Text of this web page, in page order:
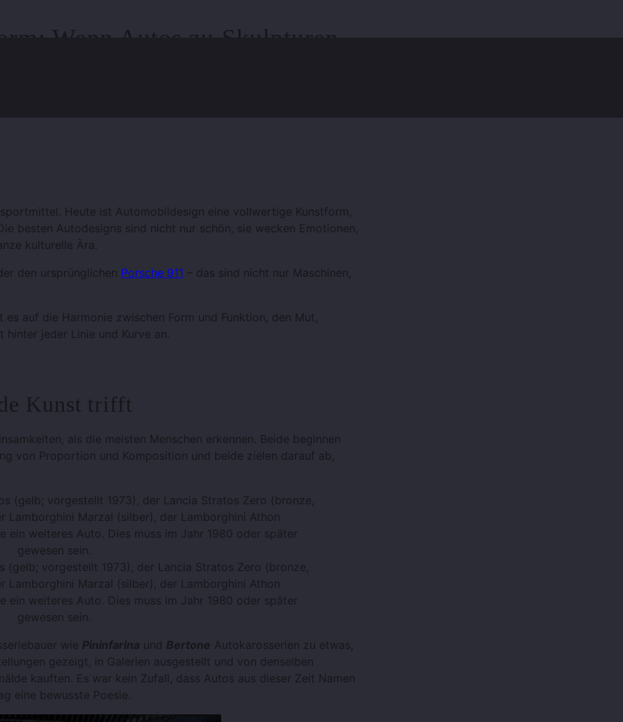
Wenn Autos zu Skulpturen
Heute ist Automobildesign eine vollwertige Kunstform,
besten Autodesigns sind nicht nur schön, sie wecken Emotionen,
kulturelle Ära.
den ursprünglichen Porsche 911 – das sind nicht nur Maschinen,
auf die Harmonie zwischen Form und Funktion, den Mut,
hinter jeder Linie und Kurve an.
Kunst trifft
als die meisten Menschen erkennen. Beide beginnen
von Proportion und Komposition und beide zielen darauf ab,
(gelb; vorgestellt 1973), der Lancia Stratos Zero (bronze,
Lamborghini Marzal (silber), der Lamborghini Athon
ein weiteres Auto. Dies muss im Jahr 1980 oder später
gewesen sein.
wie Pininfarina und Bertone Autokarosserien zu etwas,
gezeigt, in Galerien ausgestellt und von denselben
kauften. Es war kein Zufall, dass Autos aus dieser Zeit Namen
eine bewusste Poesie.